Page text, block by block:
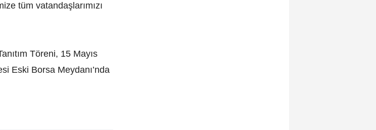
tüm vatandaşlarımızı
Töreni, 15 Mayıs
Eski Borsa Meydanı’nda